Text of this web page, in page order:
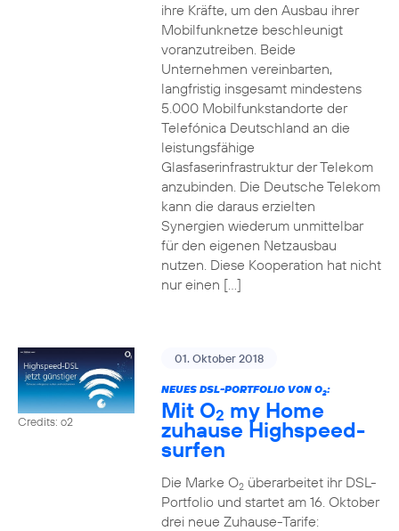
ihre Kräfte, um den Ausbau ihrer
Mobilfunknetze beschleunigt
voranzutreiben. Beide
Unternehmen vereinbarten,
langfristig insgesamt mindestens
5.000 Mobilfunkstandorte der
Telefónica Deutschland an die
leistungsfähige
Glasfaserinfrastruktur der Telekom
anzubinden. Die Deutsche Telekom
kann die daraus erzielten
Synergien wiederum unmittelbar
für den eigenen Netzausbau
nutzen. Diese Kooperation hat nicht
nur einen […]
Credits: o2
01. Oktober 2018
NEUES DSL-PORTFOLIO VON O2:
Mit O2 my Home
zuhause Highspeed-
surfen
Die Marke O2überarbeitet ihr DSL-
Portfolio und startet am 16. Oktober
drei neue Zuhause-Tarife: